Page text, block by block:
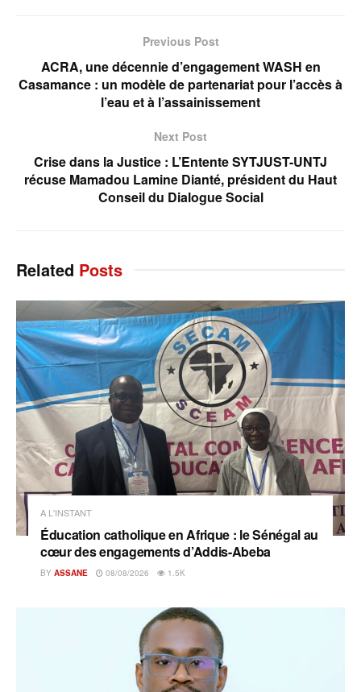
Previous Post
ACRA, une décennie d’engagement WASH en
Casamance : un modèle de partenariat pour l’accès à
l’eau et à l’assainissement
Next Post
Crise dans la Justice : L’Entente SYTJUST-UNTJ
récuse Mamadou Lamine Dianté, président du Haut
Conseil du Dialogue Social
Related Posts
A L'INSTANT
Éducation catholique en Afrique : le Sénégal au
cœur des engagements d’Addis-Abeba
BY ASSANE 08/08/2026 1.5K